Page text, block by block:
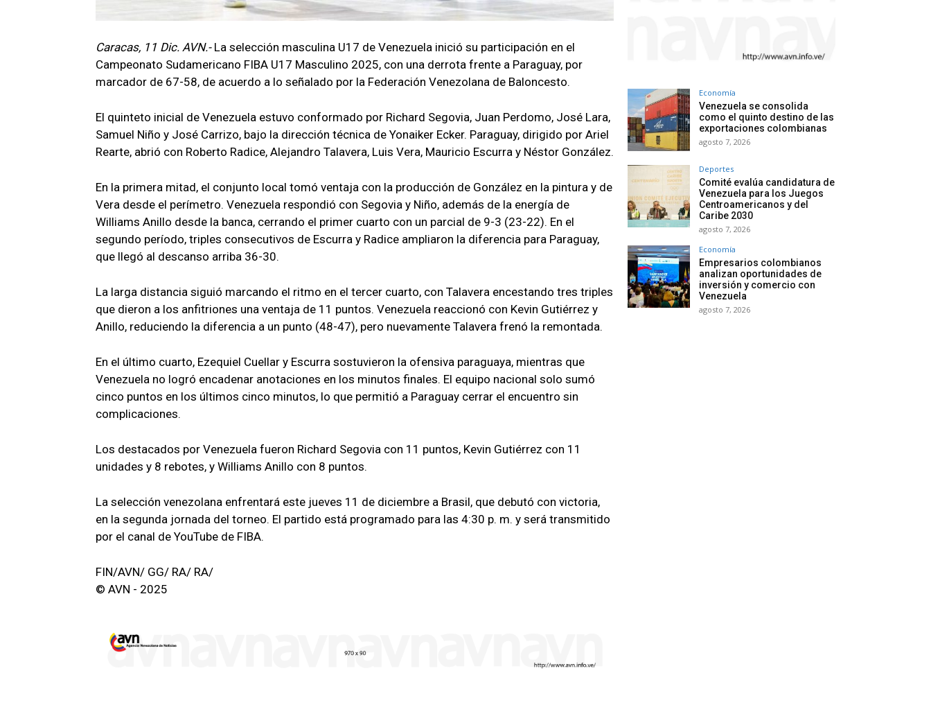
Caracas, 11 Dic. AVN.- La selección masculina U17 de Venezuela inició su participación en el
Campeonato Sudamericano FIBA U17 Masculino 2025, con una derrota frente a Paraguay, por
marcador de 67-58, de acuerdo a lo señalado por la Federación Venezolana de Baloncesto.
El quinteto inicial de Venezuela estuvo conformado por Richard Segovia, Juan Perdomo, José Lara,
Samuel Niño y José Carrizo, bajo la dirección técnica de Yonaiker Ecker. Paraguay, dirigido por Ariel
Rearte, abrió con Roberto Radice, Alejandro Talavera, Luis Vera, Mauricio Escurra y Néstor González.
En la primera mitad, el conjunto local tomó ventaja con la producción de González en la pintura y de
Vera desde el perímetro. Venezuela respondió con Segovia y Niño, además de la energía de
Williams Anillo desde la banca, cerrando el primer cuarto con un parcial de 9-3 (23-22). En el
segundo período, triples consecutivos de Escurra y Radice ampliaron la diferencia para Paraguay,
que llegó al descanso arriba 36-30.
La larga distancia siguió marcando el ritmo en el tercer cuarto, con Talavera encestando tres triples
que dieron a los anfitriones una ventaja de 11 puntos. Venezuela reaccionó con Kevin Gutiérrez y
Anillo, reduciendo la diferencia a un punto (48-47), pero nuevamente Talavera frenó la remontada.
En el último cuarto, Ezequiel Cuellar y Escurra sostuvieron la ofensiva paraguaya, mientras que
Venezuela no logró encadenar anotaciones en los minutos finales. El equipo nacional solo sumó
cinco puntos en los últimos cinco minutos, lo que permitió a Paraguay cerrar el encuentro sin
complicaciones.
Los destacados por Venezuela fueron Richard Segovia con 11 puntos, Kevin Gutiérrez con 11
unidades y 8 rebotes, y Williams Anillo con 8 puntos.
La selección venezolana enfrentará este jueves 11 de diciembre a Brasil, que debutó con victoria,
en la segunda jornada del torneo. El partido está programado para las 4:30 p. m. y será transmitido
por el canal de YouTube de FIBA.
FIN/AVN/ GG/ RA/ RA/
© AVN - 2025
Economía
Venezuela se consolida
como el quinto destino de las
exportaciones colombianas
agosto 7, 2026
Deportes
Comité evalúa candidatura de
Venezuela para los Juegos
Centroamericanos y del
Caribe 2030
agosto 7, 2026
Economía
Empresarios colombianos
analizan oportunidades de
inversión y comercio con
Venezuela
agosto 7, 2026